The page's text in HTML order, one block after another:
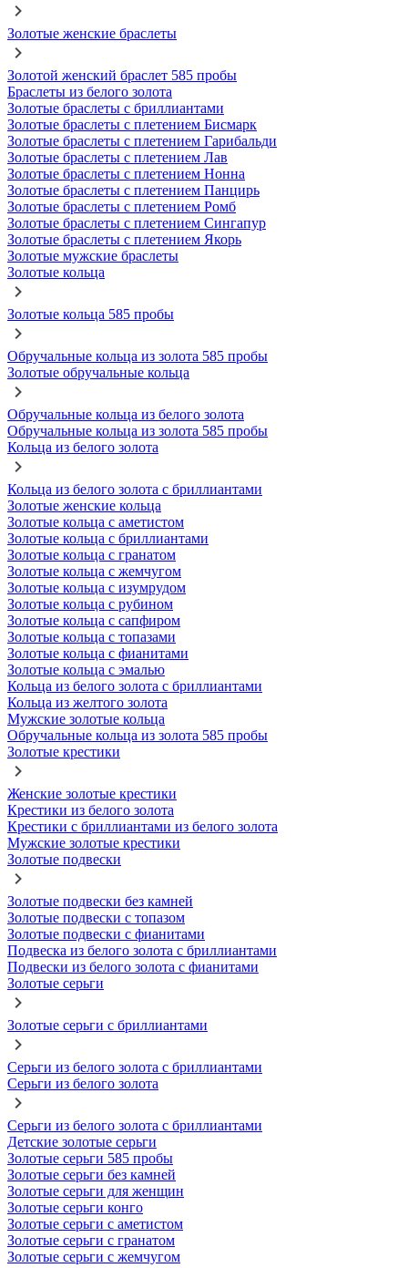
Золотые женские браслеты
Золотой женский браслет 585 пробы
Браслеты из белого золота
Золотые браслеты с бриллиантами
Золотые браслеты с плетением Бисмарк
Золотые браслеты с плетением Гарибальди
Золотые браслеты с плетением Лав
Золотые браслеты с плетением Нонна
Золотые браслеты с плетением Панцирь
Золотые браслеты с плетением Ромб
Золотые браслеты с плетением Сингапур
Золотые браслеты с плетением Якорь
Золотые мужские браслеты
Золотые кольца
Золотые кольца 585 пробы
Обручальные кольца из золота 585 пробы
Золотые обручальные кольца
Обручальные кольца из белого золота
Обручальные кольца из золота 585 пробы
Кольца из белого золота
Кольца из белого золота с бриллиантами
Золотые женские кольца
Золотые кольца с аметистом
Золотые кольца с бриллиантами
Золотые кольца с гранатом
Золотые кольца с жемчугом
Золотые кольца с изумрудом
Золотые кольца с рубином
Золотые кольца с сапфиром
Золотые кольца с топазами
Золотые кольца с фианитами
Золотые кольца с эмалью
Кольца из белого золота с бриллиантами
Кольца из желтого золота
Мужские золотые кольца
Обручальные кольца из золота 585 пробы
Золотые крестики
Женские золотые крестики
Крестики из белого золота
Крестики с бриллиантами из белого золота
Мужские золотые крестики
Золотые подвески
Золотые подвески без камней
Золотые подвески с топазом
Золотые подвески с фианитами
Подвеска из белого золота с бриллиантами
Подвески из белого золота с фианитами
Золотые серьги
Золотые серьги с бриллиантами
Серьги из белого золота с бриллиантами
Серьги из белого золота
Серьги из белого золота с бриллиантами
Детские золотые серьги
Золотые серьги 585 пробы
Золотые серьги без камней
Золотые серьги для женщин
Золотые серьги конго
Золотые серьги с аметистом
Золотые серьги с гранатом
Золотые серьги с жемчугом